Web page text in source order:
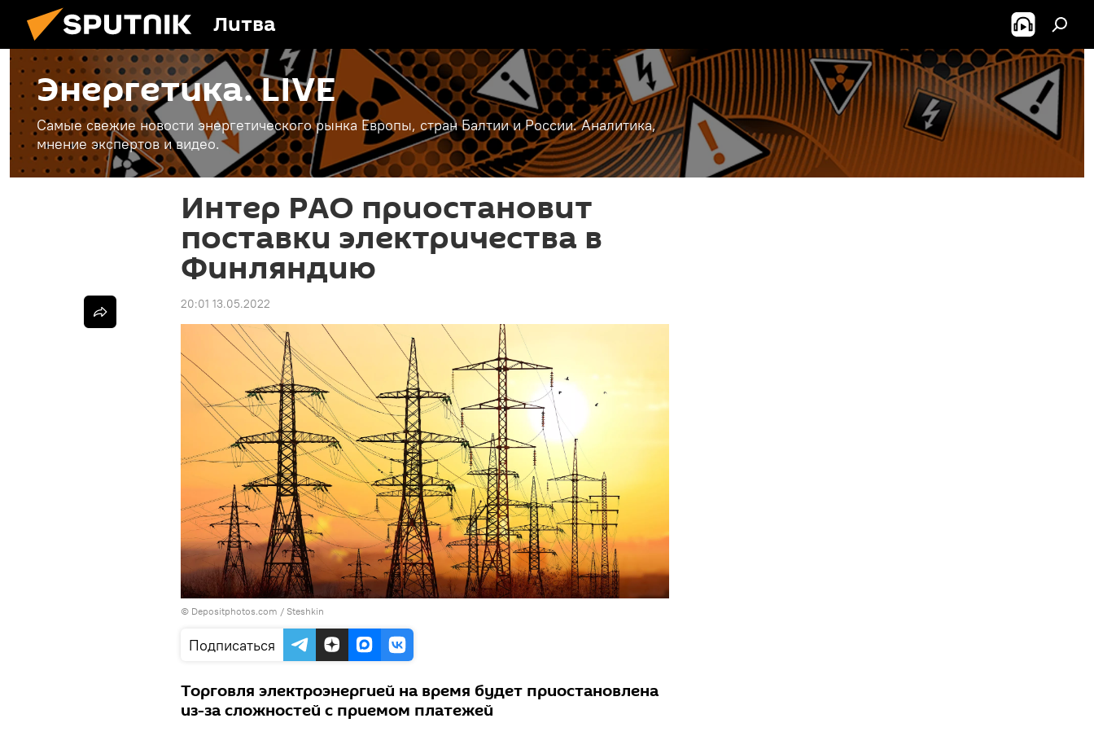
Литва
Энергетика. LIVE
Самые свежие новости энергетического рынка Европы, стран Балтии и России. Аналитика,
мнение экспертов и видео.
Интер РАО приостановит
поставки электричества в
Финляндию
20:01 13.05.2022
© Depositphotos.com / Steshkin
Подписаться
Торговля электроэнергией на время будет приостановлена ​​
из-за сложностей с приемом платежей